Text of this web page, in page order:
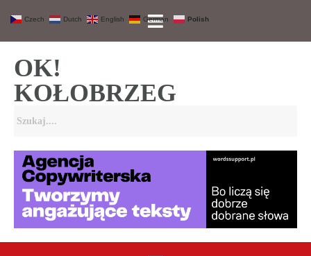
OK!
KOŁOBRZEG
Czech Dutch English German Polish